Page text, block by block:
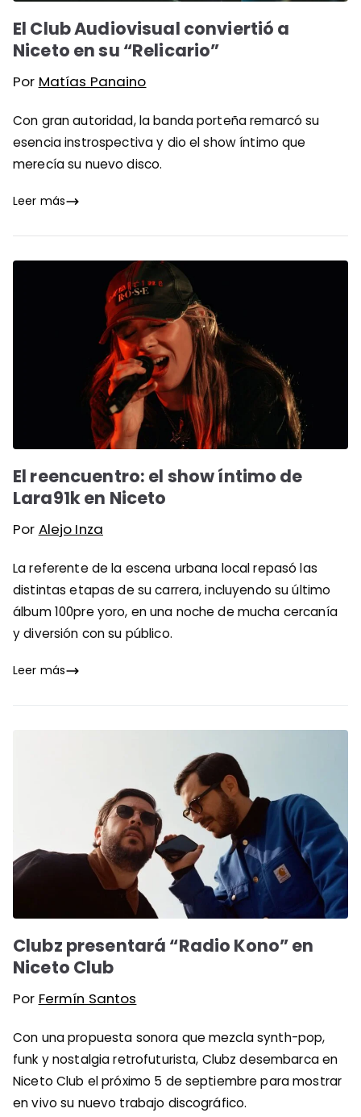
El Club Audiovisual conviertió a
Niceto en su “Relicario”
Por Matías Panaino
Con gran autoridad, la banda porteña remarcó su
esencia instrospectiva y dio el show íntimo que
merecía su nuevo disco.
Leer más
El reencuentro: el show íntimo de
Lara91k en Niceto
Por Alejo Inza
La referente de la escena urbana local repasó las
distintas etapas de su carrera, incluyendo su último
álbum 100pre yoro, en una noche de mucha cercanía
y diversión con su público.
Leer más
Clubz presentará “Radio Kono” en
Niceto Club
Por Fermín Santos
Con una propuesta sonora que mezcla synth-pop,
funk y nostalgia retrofuturista, Clubz desembarca en
Niceto Club el próximo 5 de septiembre para mostrar
en vivo su nuevo trabajo discográfico.